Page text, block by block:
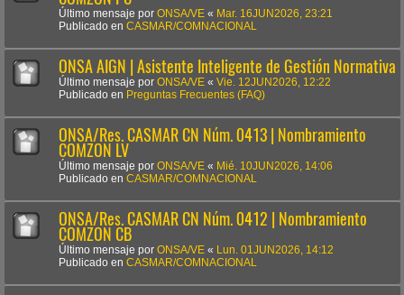
Último mensaje por ONSA/VE « Mar. 16JUN2026, 23:21
Publicado en CASMAR/COMNACIONAL
ONSA AIGN | Asistente Inteligente de Gestión Normativa
Último mensaje por ONSA/VE « Vie. 12JUN2026, 12:22
Publicado en Preguntas Frecuentes (FAQ)
ONSA/Res. CASMAR CN Núm. 0413 | Nombramiento
COMZON LV
Último mensaje por ONSA/VE « Mié. 10JUN2026, 14:06
Publicado en CASMAR/COMNACIONAL
ONSA/Res. CASMAR CN Núm. 0412 | Nombramiento
COMZON CB
Último mensaje por ONSA/VE «
Lun. 01JUN2026, 14:12
Publicado en CASMAR/COMNACIONAL